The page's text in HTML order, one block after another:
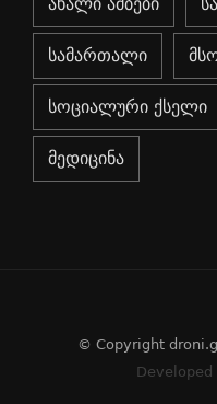
სამართალი
სოციალური ქსელი
მედიცინა
© Copyright
Developed